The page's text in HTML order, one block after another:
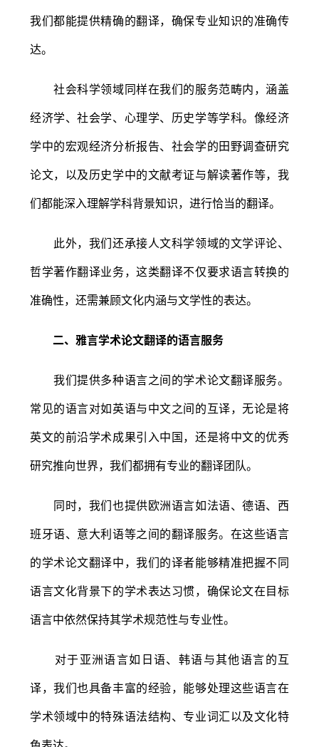
我们都能提供精确的翻译，确保专业知识的准确传
达。
社会科学领域同样在我们的服务范畴内，涵盖
经济学、社会学、心理学、历史学等学科。像经济
学中的宏观经济分析报告、社会学的田野调查研究
论文，以及历史学中的文献考证与解读著作等，我
们都能深入理解学科背景知识，进行恰当的翻译。
此外，我们还承接人文科学领域的文学评论、
哲学著作翻译业务，这类翻译不仅要求语言转换的
准确性，还需兼顾文化内涵与文学性的表达。
二、雅言学术论文翻译的语言服务
我们提供多种语言之间的学术论文翻译服务。
常见的语言对如英语与中文之间的互译，无论是将
英文的前沿学术成果引入中国，还是将中文的优秀
研究推向世界，我们都拥有专业的翻译团队。
同时，我们也提供欧洲语言如法语、德语、西
班牙语、意大利语等之间的翻译服务。在这些语言
的学术论文翻译中，我们的译者能够精准把握不同
语言文化背景下的学术表达习惯，确保论文在目标
语言中依然保持其学术规范性与专业性。
对于亚洲语言如日语、韩语与其他语言的互
译，我们也具备丰富的经验，能够处理这些语言在
学术领域中的特殊语法结构、专业词汇以及文化特